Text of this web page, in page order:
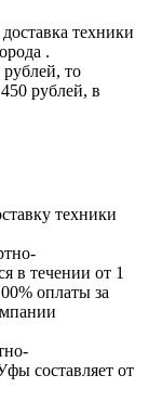
техники
.
то
рублей, в
техники
в течении от 1
оплаты за
составляет от